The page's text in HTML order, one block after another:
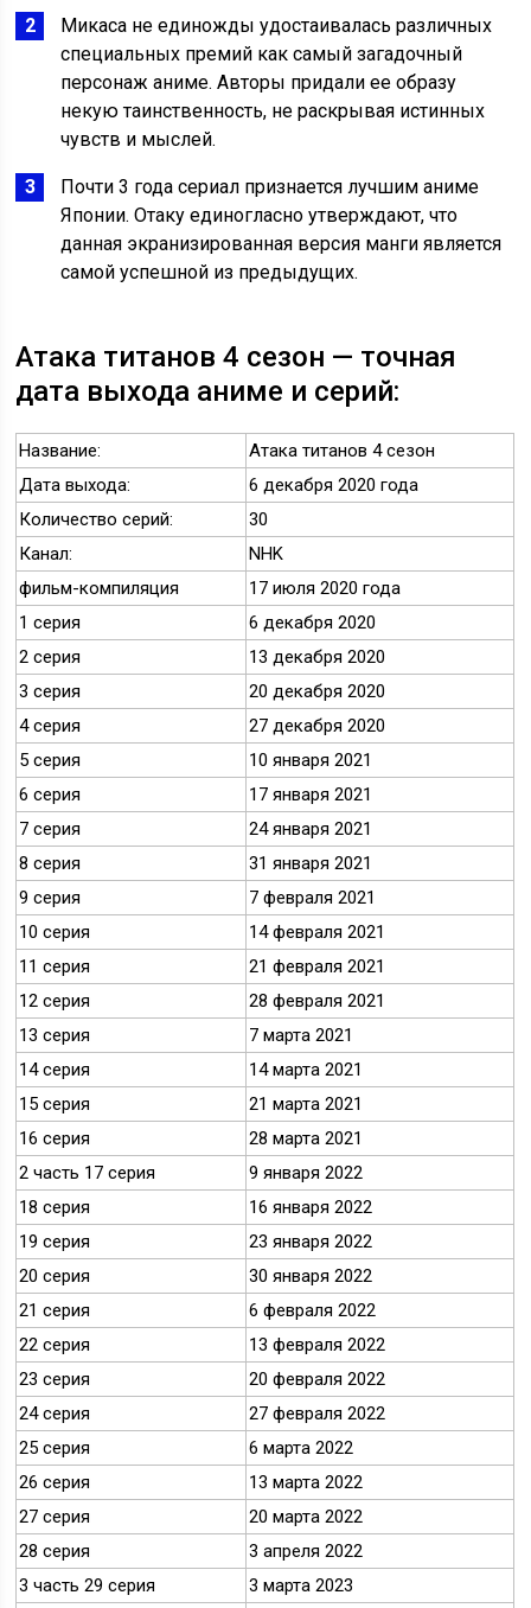
Микаса не единожды удостаивалась различных
специальных премий как самый загадочный
персонаж аниме. Авторы придали ее образу
некую таинственность, не раскрывая истинных
чувств и мыслей.
Почти 3 года сериал признается лучшим аниме
Японии. Отаку единогласно утверждают, что
данная экранизированная версия манги является
самой успешной из предыдущих.
Атака титанов 4 сезон — точная
дата выхода аниме и серий:
Название:
Атака титанов 4 сезон
Дата выхода:
6 декабря 2020 года
Количество серий:
30
Канал:
NHK
фильм-компиляция
17 июля 2020 года
1 серия
6 декабря 2020
2 серия
13 декабря 2020
3 серия
20 декабря 2020
4 серия
27 декабря 2020
5 серия
10 января 2021
6 серия
17 января 2021
7 серия
24 января 2021
8 серия
31 января 2021
9 серия
7 февраля 2021
10 серия
14 февраля 2021
11 серия
21 февраля 2021
12 серия
28 февраля 2021
13 серия
7 марта 2021
14 серия
14 марта 2021
15 серия
21 марта 2021
16 серия
28 марта 2021
2 часть 17 серия
9 января 2022
18 серия
16 января 2022
19 серия
23 января 2022
20 серия
30 января 2022
21 серия
6 февраля 2022
22 серия
13 февраля 2022
23 серия
20 февраля 2022
24 серия
27 февраля 2022
25 серия
6 марта 2022
26 серия
13 марта 2022
27 серия
20 марта 2022
28 серия
3 апреля 2022
3 часть 29 серия
3 марта 2023